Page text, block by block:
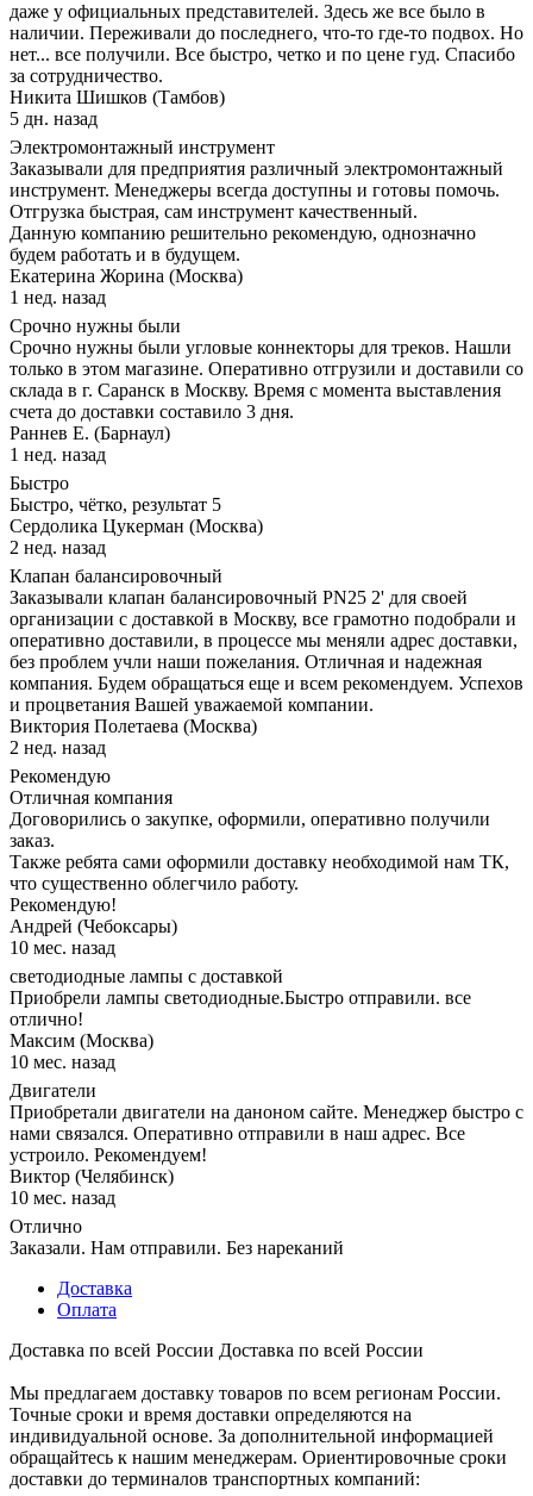
даже у официальных представителей. Здесь же все было в
наличии. Переживали до последнего, что-то где-то подвох. Но
нет... все получили. Все быстро, четко и по цене гуд. Спасибо
за сотрудничество.
Никита Шишков (Тамбов)
5 дн. назад
Электромонтажный инструмент
Заказывали для предприятия различный электромонтажный
инструмент. Менеджеры всегда доступны и готовы помочь.
Отгрузка быстрая, сам инструмент качественный.
Данную компанию решительно рекомендую, однозначно
будем работать и в будущем.
Екатерина Жорина (Москва)
1 нед. назад
Срочно нужны были
Срочно нужны были угловые коннекторы для треков. Нашли
только в этом магазине. Оперативно отгрузили и доставили со
склада в г. Саранск в Москву. Время с момента выставления
счета до доставки составило 3 дня.
Раннев Е. (Барнаул)
1 нед. назад
Быстро
Быстро, чётко, результат 5
Сердолика Цукерман (Москва)
2 нед. назад
Клапан балансировочный
Заказывали клапан балансировочный PN25 2' для своей
организации с доставкой в Москву, все грамотно подобрали и
оперативно доставили, в процессе мы меняли адрес доставки,
без проблем учли наши пожелания. Отличная и надежная
компания. Будем обращаться еще и всем рекомендуем. Успехов
и процветания Вашей уважаемой компании.
Виктория Полетаева (Москва)
2 нед. назад
Рекомендую
Отличная компания
Договорились о закупке, оформили, оперативно получили
заказ.
Также ребята сами оформили доставку необходимой нам ТК,
что существенно облегчило работу.
Рекомендую!
Андрей (Чебоксары)
10 мес. назад
светодиодные лампы с доставкой
Приобрели лампы светодиодные.Быстро отправили. все
отлично!
Максим (Москва)
10 мес. назад
Двигатели
Приобретали двигатели на даноном сайте. Менеджер быстро с
нами связался. Оперативно отправили в наш адрес. Все
устроило. Рекомендуем!
Виктор (Челябинск)
10 мес. назад
Отлично
Заказали. Нам отправили. Без нареканий
Доставка
Оплата
Доставка по всей России Доставка по всей России
Мы предлагаем доставку товаров по всем регионам России.
Точные сроки и время доставки определяются на
индивидуальной основе. За дополнительной информацией
обращайтесь к нашим менеджерам. Ориентировочные сроки
доставки до терминалов транспортных компаний: